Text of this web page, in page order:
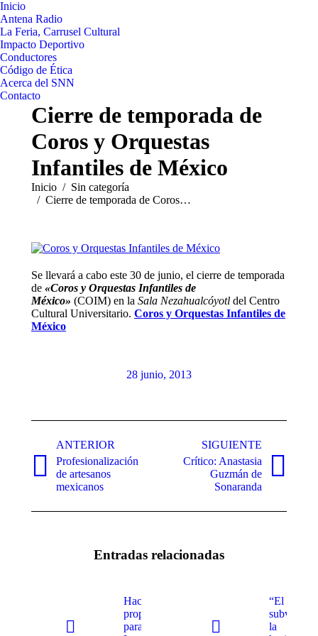
Inicio
Antena Radio
La Feria, Carrusel Cultural
Impacto Deportivo
Conductores
Código de Ética
Acerca del SNN
Contacto
Cierre de temporada de
Coros y Orquestas
Infantiles de México
Estás aquí:
Inicio
Sin categoría
Cierre de temporada de Coros…
Se llevará a cabo este 30 de junio, el cierre de temporada
de «Coros y Orquestas Infantiles de
México» (COIM) en la Sala Nezahualcóyotl del Centro
Cultural Universitario. Coros y Orquestas Infantiles de
México
28 junio, 2013
entre
publicaciones
ANTERIOR
Publicación
anterior:
Profesionalización
de artesanos
mexicanos
SIGUIENTE
Publicación
siguiente:
Crítico: Anastasia
Guzmán de
Sonaranda
Entradas relacionadas
Hacen
propuestas
para nueva
“El acto
la